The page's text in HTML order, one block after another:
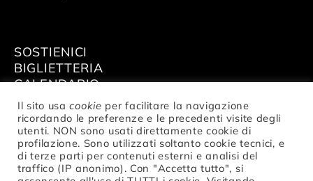
SOSTIENICI
BIGLIETTERIA
CALENDARIO
AFFITTA GLI SPAZI
© Fondazione Nazionale della Danza
Il sito usacookie per facilitare la navigazione
ricordando le preferenze e le precedenti visite degli
utenti. NON sono usati direttamente cookie di
profilazione. Sono utilizzati soltanto cookie tecnici, e
di terze parti per contenuti esterni e analisi del
traffico (IP anonimo). Con "Accetta tutto", si